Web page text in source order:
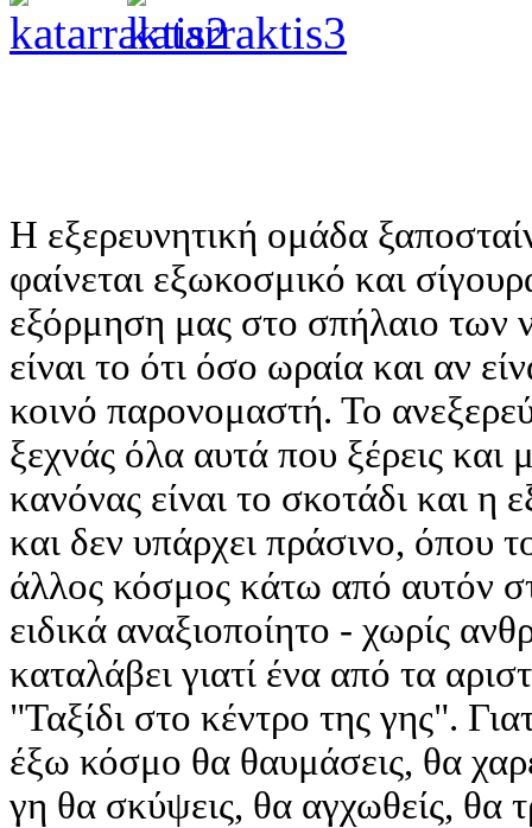
H εξερευνητική ομάδα
φαίνεται εξωκοσμικό και
εξόρμηση μας στο σπήλαιο των
είναι το ότι όσο ωραία και αν
κοινό παρονομαστή. Το
ξεχνάς όλα αυτά που ξέρεις
κανόνας είναι το σκοτάδι και η
και δεν υπάρχει πράσινο, όπου
άλλος κόσμος κάτω από αυτόν
ειδικά αναξιοποίητο - χωρίς
καταλάβει γιατί ένα από τα
"Ταξίδι στο κέντρο της γης".
έξω κόσμο θα θαυμάσεις, θα
γη θα σκύψεις, θα αγχωθείς, θα